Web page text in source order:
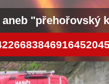
"přehořovský